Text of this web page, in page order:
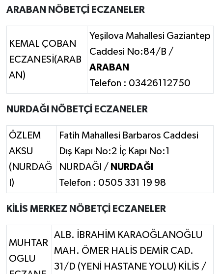
ARABAN NÖBETÇİ ECZANELER
KEMAL ÇOBAN
ECZANESİ(ARAB
AN)
Yeşilova Mahallesi Gaziantep
Caddesi No:84/B /
ARABAN
Telefon : 03426112750
NURDAĞI NÖBETÇİ ECZANELER
ÖZLEM
AKSU
(NURDAĞ
I)
Fatih Mahallesi Barbaros Caddesi
Dış Kapı No:2 İç Kapı No:1
NURDAĞI / NURDAĞI
Telefon : 0505 331 19 98
KİLİS MERKEZ NÖBETÇİ ECZANELER
MUHTAR
OGLU
ALB. İBRAHİM KARAOĞLANOĞLU
MAH. ÖMER HALİS DEMİR CAD.
31/D (YENİ HASTANE YOLU) KİLİS /